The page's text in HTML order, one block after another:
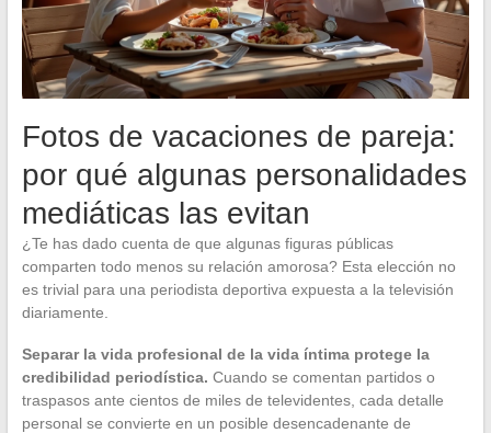
Fotos de vacaciones de pareja:
por qué algunas personalidades
mediáticas las evitan
¿Te has dado cuenta de que algunas figuras públicas
comparten todo menos su relación amorosa? Esta elección no
es trivial para una periodista deportiva expuesta a la televisión
diariamente.
Separar la vida profesional de la vida íntima protege la
credibilidad periodística. Cuando se comentan partidos o
traspasos ante cientos de miles de televidentes, cada detalle
personal se convierte en un posible desencadenante de